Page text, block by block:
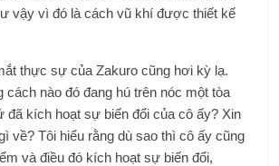
vậy vì đó là cách vũ khí được thiết kế
thực sự của Zakuro cũng hơi kỳ lạ.
cách nào đó đang hú trên nóc một tòa
đã kích hoạt sự biến đổi của cô ấy? Xin
về? Tôi hiểu rằng dù sao thì cô ấy cũng
và điều đó kích hoạt sự biến đổi,